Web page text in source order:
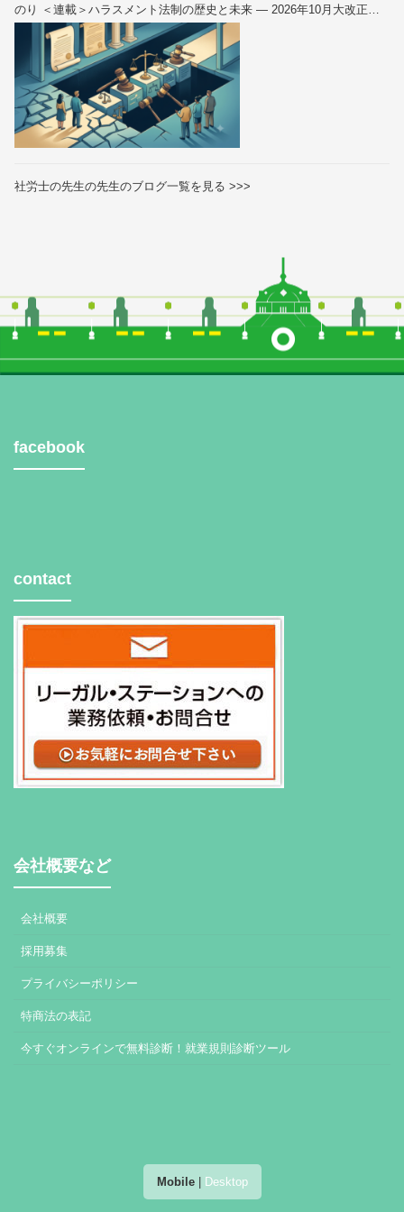
のり ＜連載＞ハラスメント法制の歴史と未来 — 2026年10月大改正を
読み解く（全6回）
社労士の先生の先生のブログ一覧を見る >>>
facebook
contact
会社概要など
会社概要
採用募集
プライバシーポリシー
特商法の表記
今すぐオンラインで無料診断！就業規則診断ツール
Mobile| Desktop